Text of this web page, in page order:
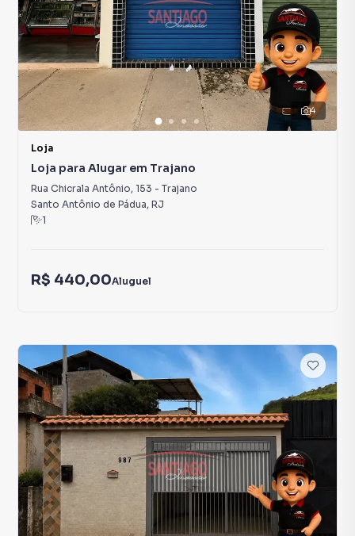
4
Loja
Loja para Alugar em Trajano
Rua Chicrala Antônio, 153 - Trajano
Santo Antônio de Pádua, RJ
1
R$ 440,00Aluguel